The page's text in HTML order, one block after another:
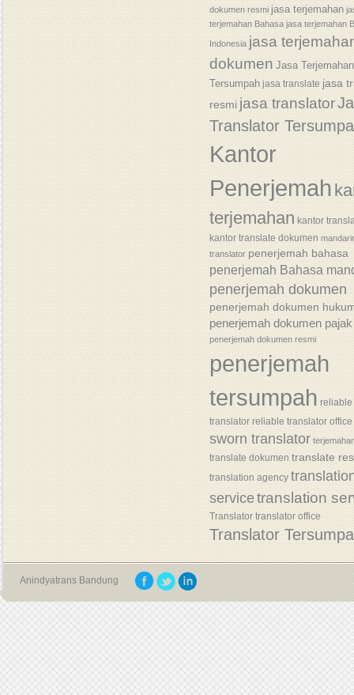
dokumen resmi jasa terjemahan
terjemahan Bahasa jasa terjemahan
Indonesia jasa
dokumen Jasa Terjemahan
Tersumpah jasa translate jasa
resmi jasa translator
Translator
Kantor
Penerjemah
terjemahan kantor
kantor translate dokumen
translator penerjemah bahasa
penerjemah Bahasa
penerjemah dokumen
penerjemah dokumen
penerjemah dokumen pajak
penerjemah dokumen resmi
penerjemah
tersumpah reliable
translator reliable translator office
sworn translator
translate dokumen translate
translation agency
servicetranslation
Translator translator office
Translator
Anindyatrans Bandung